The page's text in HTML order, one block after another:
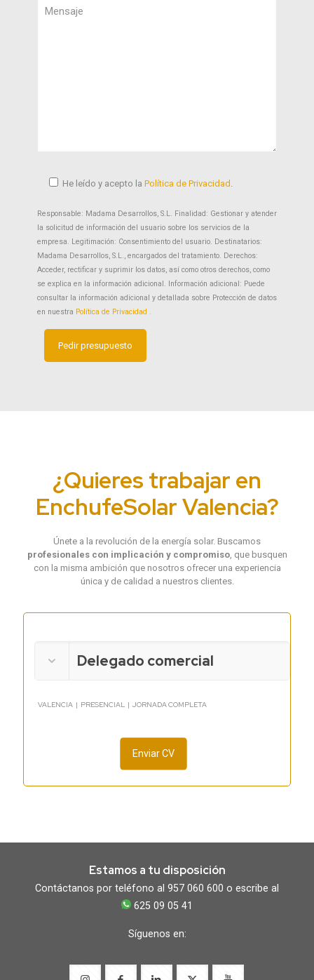
He leído y acepto la Política de Privacidad .
Responsable: Madama Desarrollos, S.L. Finalidad: Gestionar y atender
la solicitud de información del usuario sobre los servicios de la
empresa. Legitimación: Consentimiento del usuario. Destinatarios:
Madama Desarrollos, S.L., encargados del tratamiento. Derechos:
Acceder, rectificar y suprimir los datos, así como otros derechos, como
se explica en la información adicional. Información adicional: Puede
consultar la información adicional y detallada sobre Protección de datos
en nuestra Política de Privacidad .
¿Quieres trabajar en
EnchufeSolar Valencia?
Únete a la revolución de la energía solar. Buscamos
profesionales con implicación y compromiso, que busquen
con la misma ambición que nosotros ofrecer una experiencia
única y de calidad a nuestros clientes.
Delegado comercial
VALENCIA | PRESENCIAL | JORNADA COMPLETA
Enviar CV
Estamos a tu disposición
Contáctanos por teléfono al 957 060 600 o escribe al
625 09 05 41
Síguenos en: